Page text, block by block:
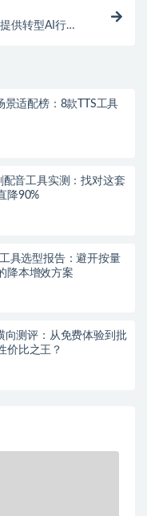
供转型AI行业
景适配榜：8款TTS工具
音工具实测：找对这套
降90%
具选型报告：避开按量
降本增效方案
向测评：从免费体验到批
价比之王？